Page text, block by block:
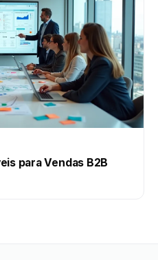
para Vendas B2B